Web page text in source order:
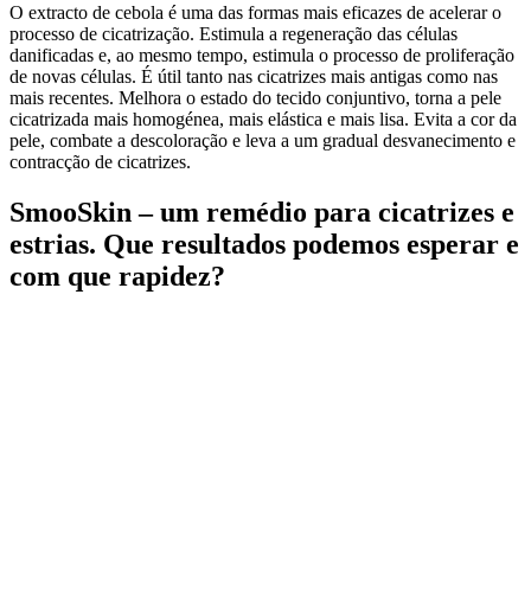
O extracto de cebola é uma das formas mais eficazes de acelerar o
processo de cicatrização. Estimula a regeneração das células
danificadas e, ao mesmo tempo, estimula o processo de proliferação
de novas células. É útil tanto nas cicatrizes mais antigas como nas
mais recentes. Melhora o estado do tecido conjuntivo, torna a pele
cicatrizada mais homogénea, mais elástica e mais lisa. Evita a cor da
pele, combate a descoloração e leva a um gradual desvanecimento e
contracção de cicatrizes.
SmooSkin – um remédio para cicatrizes e
estrias. Que resultados podemos esperar e
com que rapidez?